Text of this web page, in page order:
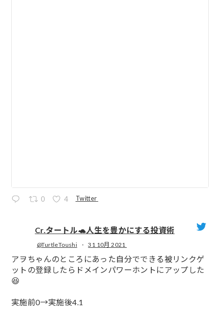
0 4 Twitter
Cr.タートル🐢人生を豊かにする投資術
@TurtleToushi · 31 10月 2021
アヲちゃんのところにあった自分でできる被リンクゲ
ットの登録したらドメインパワーホントにアップした
😆
実施前0→実施後4.1